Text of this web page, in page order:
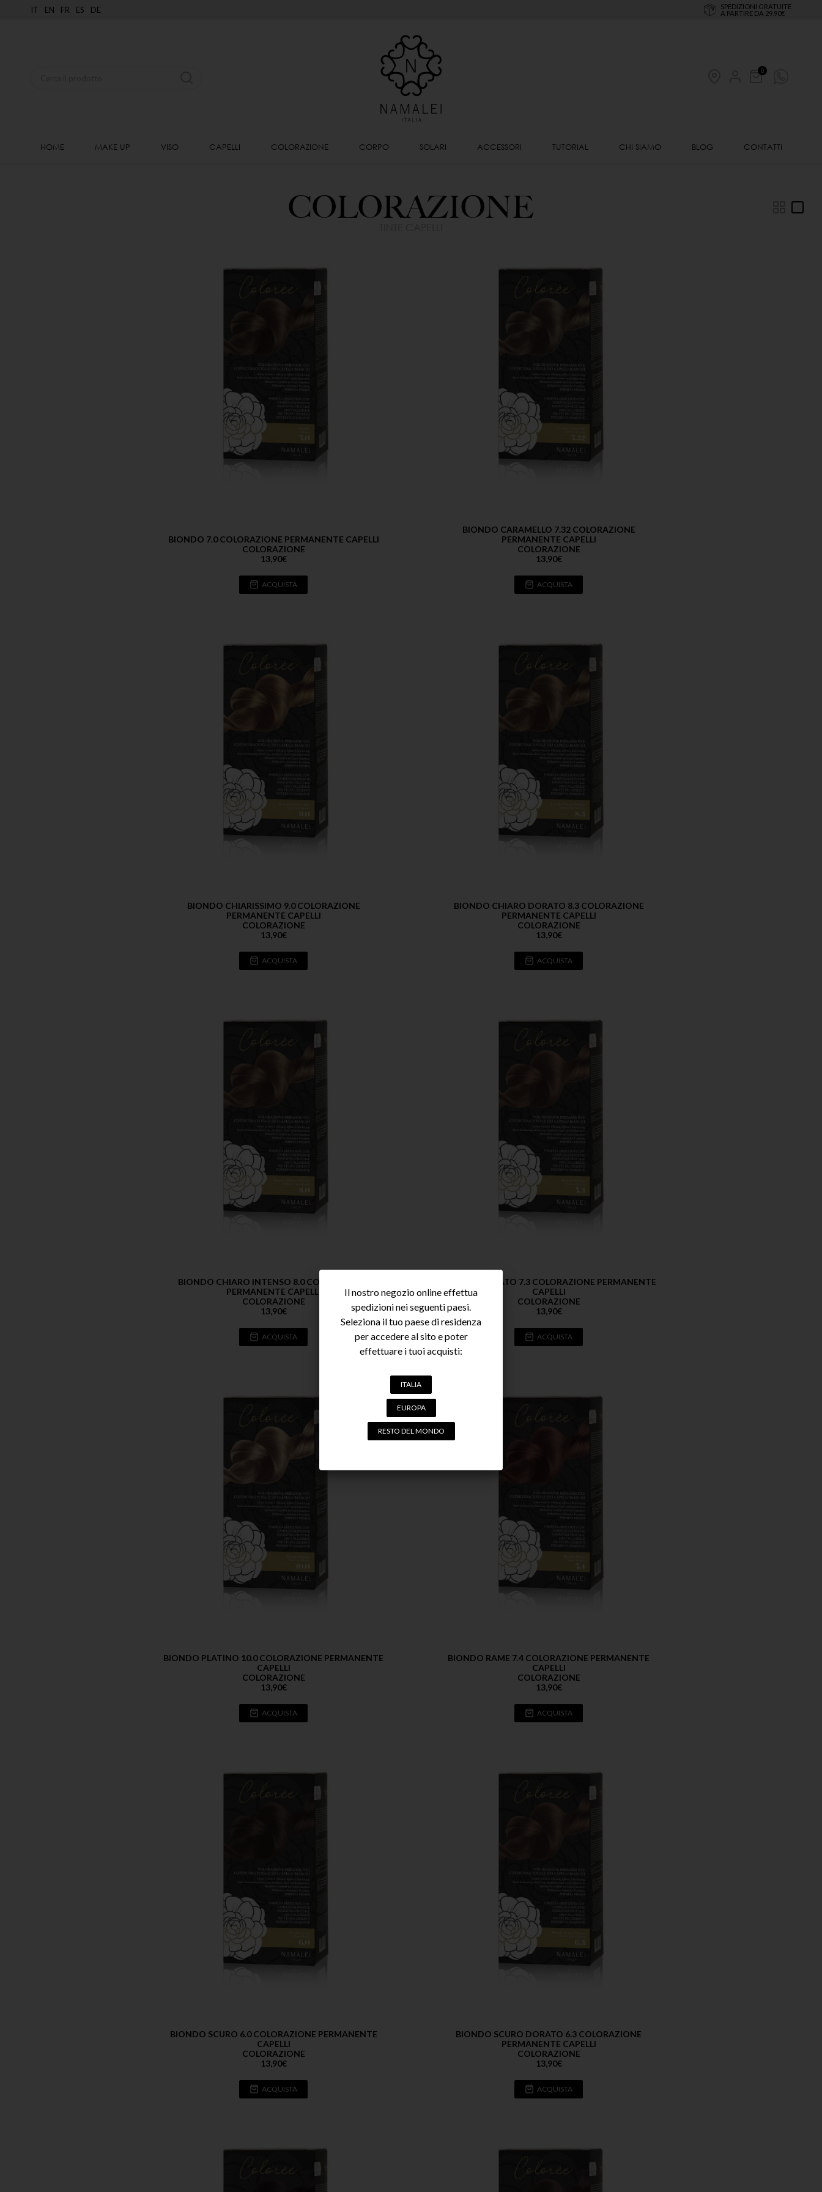
IT EN FR ES DE
SPEDIZIONI GRATUITE
A PARTIRE DA 29.90€
0
HOME MAKE UP VISO CAPELLI COLORAZIONE CORPO SOLARI ACCESSORI TUTORIAL CHI SIAMO BLOG CONTATTI
COLORAZIONE
BIONDO 7.0 COLORAZIONE PERMANENTE CAPELLI
COLORAZIONE
13,90€
ACQUISTA
BIONDO CARAMELLO 7.32 COLORAZIONE
PERMANENTE CAPELLI
COLORAZIONE
13,90€
ACQUISTA
BIONDO CHIARISSIMO 9.0 COLORAZIONE
PERMANENTE CAPELLI
COLORAZIONE
13,90€
ACQUISTA
BIONDO CHIARO DORATO 8.3 COLORAZIONE
PERMANENTE CAPELLI
COLORAZIONE
13,90€
ACQUISTA
BIONDO CHIARO INTENSO 8.0 COLORAZIONE
PERMANENTE CAPELLI
COLORAZIONE
13,90€
ACQUISTA
BIONDO DORATO 7.3 COLORAZIONE PERMANENTE
CAPELLI
COLORAZIONE
13,90€
ACQUISTA
BIONDO PLATINO 10.0 COLORAZIONE PERMANENTE
CAPELLI
COLORAZIONE
13,90€
ACQUISTA
BIONDO RAME 7.4 COLORAZIONE PERMANENTE
CAPELLI
COLORAZIONE
13,90€
ACQUISTA
BIONDO SCURO 6.0 COLORAZIONE PERMANENTE
CAPELLI
COLORAZIONE
13,90€
ACQUISTA
BIONDO SCURO DORATO 6.3 COLORAZIONE
PERMANENTE CAPELLI
COLORAZIONE
13,90€
ACQUISTA
Il nostro negozio online effettua
spedizioni nei seguenti paesi.
Seleziona il tuo paese di residenza
per accedere al sito e poter
effettuare i tuoi acquisti:
ITALIA
EUROPA
RESTO DEL MONDO